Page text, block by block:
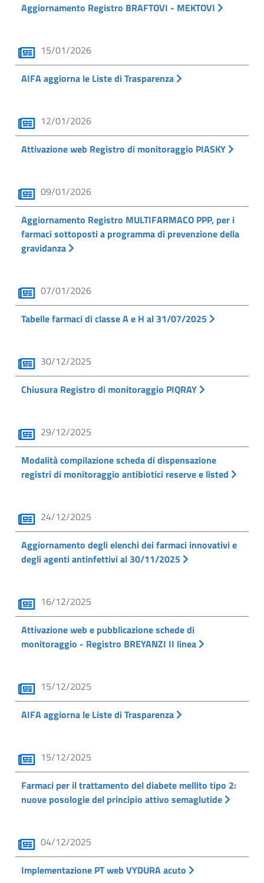
Aggiornamento Registro BRAFTOVI - MEKTOVI
15/01/2026
AIFA aggiorna le Liste di Trasparenza
12/01/2026
Attivazione web Registro di monitoraggio PIASKY
09/01/2026
Aggiornamento Registro MULTIFARMACO PPP, per i
farmaci sottoposti a programma di prevenzione della
gravidanza
07/01/2026
Tabelle farmaci di classe A e H al 31/07/2025
30/12/2025
Chiusura Registro di monitoraggio PIQRAY
29/12/2025
Modalità compilazione scheda di dispensazione
registri di monitoraggio antibiotici reserve e listed
24/12/2025
Aggiornamento degli elenchi dei farmaci innovativi e
degli agenti antinfettivi al 30/11/2025
16/12/2025
Attivazione web e pubblicazione schede di
monitoraggio - Registro BREYANZI II linea
15/12/2025
AIFA aggiorna le Liste di Trasparenza
15/12/2025
Farmaci per il trattamento del diabete mellito tipo 2:
nuove posologie del principio attivo semaglutide
04/12/2025
Implementazione PT web VYDURA acuto